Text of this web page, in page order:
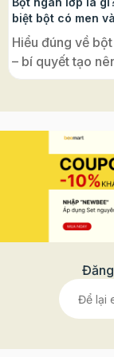
biệt bột có men
men, ứng dụng
Hiểu đúng về
– bí quyết tạo
bánh giòn tan,
mẩn những
vàng ruộm, bánh
Napoleon giòn
chiếc vol-au-
bày trong tiệc
đều có một
(Puff Pastry).
được xem là
của các dòng
bánh tách rõ,